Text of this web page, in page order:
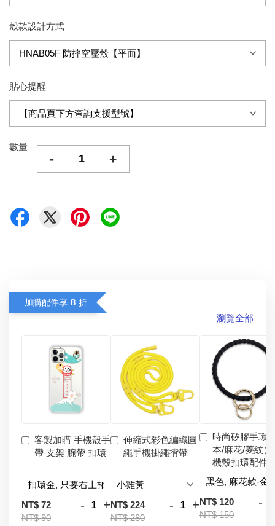
殼款設計方式
貼心提醒
數量
- +
加購配件享 𝟴 折
瀏覽全部
客製加購 手機殼手
帶 支架 腕帶 扣環
NT$ 72
NT$ 90
- +
伸縮式彩色編織圓
繩手機掛繩揹帶
NT$ 224
NT$ 280
- +
時尚矽膠手環
本/麻花/菱紋）
機殼扣環配件
NT$ 120
NT$ 150
-